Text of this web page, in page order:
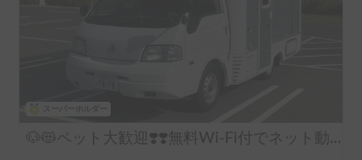
🐶😻ペット大歓迎❣️❣️無料Wi-Fi付でネット動画見放題📱📺初心者向け🔰🚐12ボルトクーラー完備でペットお留守番も安心‼️